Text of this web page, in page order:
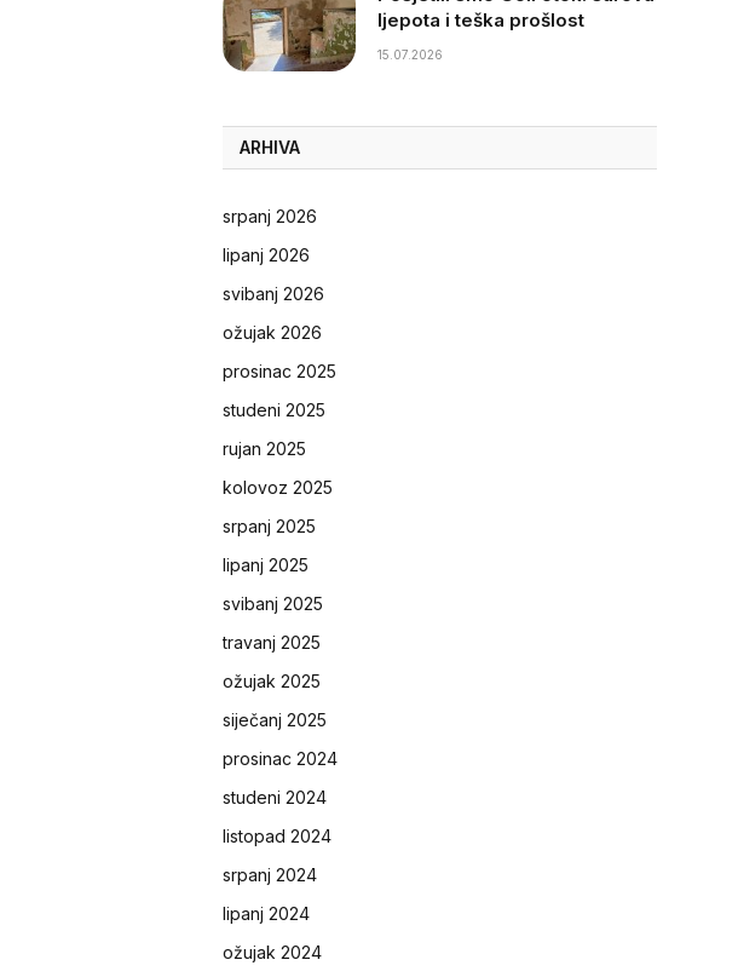
ljepota i teška prošlost
15.07.2026
ARHIVA
srpanj 2026
lipanj 2026
svibanj 2026
ožujak 2026
prosinac 2025
studeni 2025
rujan 2025
kolovoz 2025
srpanj 2025
lipanj 2025
svibanj 2025
travanj 2025
ožujak 2025
siječanj 2025
prosinac 2024
studeni 2024
listopad 2024
srpanj 2024
lipanj 2024
ožujak 2024